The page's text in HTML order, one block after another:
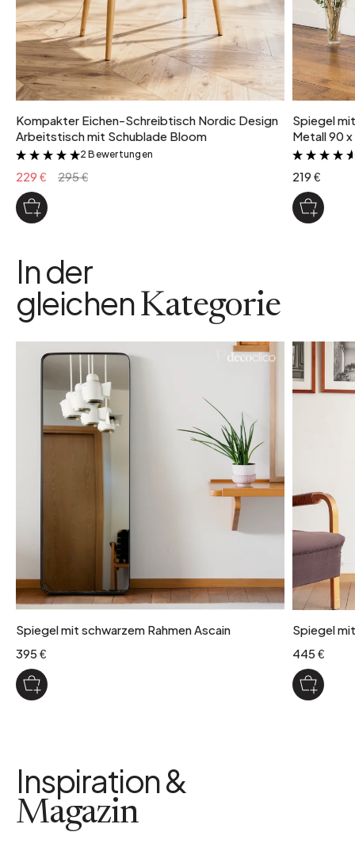
Kompakter Eichen-Schreibtisch Nordic Design
Arbeitstisch mit Schublade Bloom
&
2 Bewertungen
229 € 295 €
Spiegel
Metall 90
219 €
In der
gleichenKategorie
Spiegel mit schwarzem Rahmen Ascain
395 €
Spiegel
445 €
Inspiration &
Magazin